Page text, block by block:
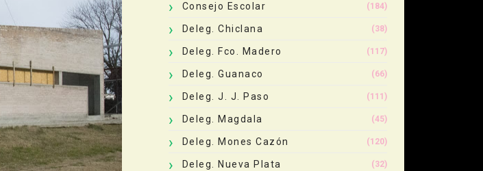
Consejo Escolar (184)
Deleg. Chiclana (38)
Deleg. Fco. Madero (117)
Deleg. Guanaco (66)
Deleg. J. J. Paso (111)
Deleg. Magdala (45)
Deleg. Mones Cazón (120)
Deleg. Nueva Plata (32)